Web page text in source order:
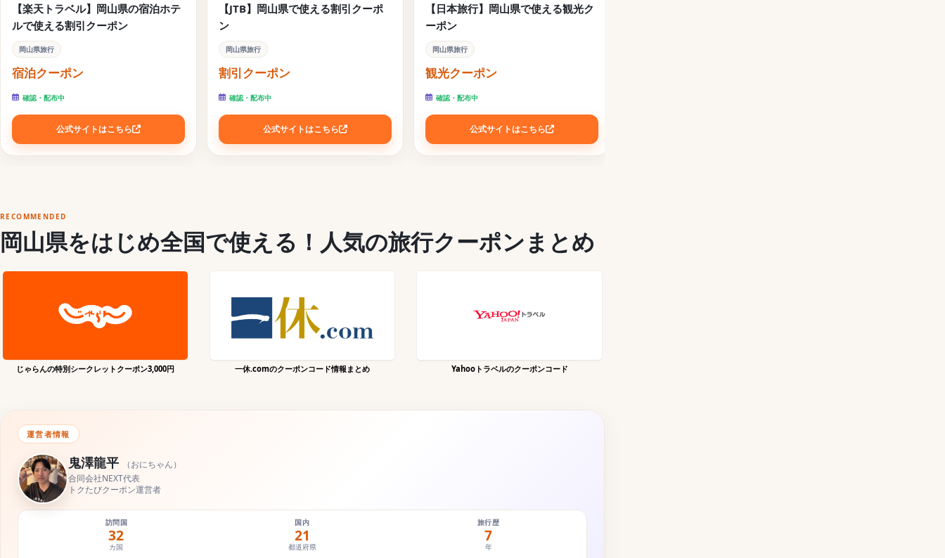
【楽天トラベル】岡山県の宿泊ホテ
ルで使える割引クーポン
岡山県旅行
宿泊クーポン
確認・配布中
公式サイトはこちら
【JTB】岡山県で使える割引クーポ
ン
岡山県旅行
割引クーポン
確認・配布中
公式サイトはこちら
【日本旅行】岡山県で使える観光ク
ーポン
岡山県旅行
観光クーポン
確認・配布中
公式サイトはこちら
RECOMMENDED
岡山県をはじめ全国で使える！人気の旅行クーポンまとめ
じゃらんの特別シークレットクーポン3,000円 一休.comのクーポンコード情報まとめ Yahooトラベルのクーポンコード
運営者情報
鬼澤龍平 （おにちゃん）
合同会社NEXT代表
トクたびクーポン運営者
訪問国
32
カ国
国内
21
都道府県
旅行歴
7
年